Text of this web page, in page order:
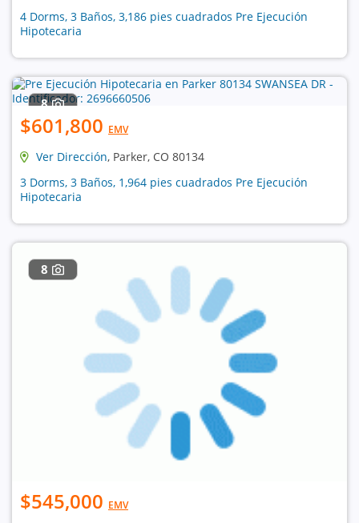
4 Dorms, 3 Baños, 3,186 pies cuadrados Pre Ejecución
Hipotecaria
8
$601,800 EMV
Ver Dirección, Parker, CO 80134
3 Dorms, 3 Baños, 1,964 pies cuadrados Pre Ejecución
Hipotecaria
8
$545,000 EMV